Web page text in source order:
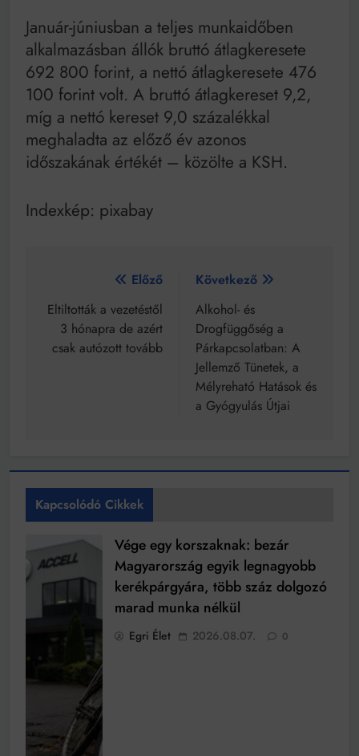
Január-júniusban a teljes munkaidőben
alkalmazásban állók bruttó átlagkeresete
692 800 forint, a nettó átlagkeresete 476
100 forint volt. A bruttó átlagkereset 9,2,
míg a nettó kereset 9,0 százalékkal
meghaladta az előző év azonos
időszakának értékét – közölte a KSH.
Indexkép: pixabay
Bejegyzés
navigáció
Előző
Eltiltották a vezetéstől
3 hónapra de azért
csak autózott tovább
Következő
Alkohol- és
Drogfüggőség a
Párkapcsolatban: A
Jellemző Tünetek, a
Mélyreható Hatások és
a Gyógyulás Útjai
Kapcsolódó Cikkek
Vége egy korszaknak: bezár
Magyarország egyik legnagyobb
kerékpárgyára, több száz dolgozó
marad munka nélkül
Egri Élet 2026.08.07. 0